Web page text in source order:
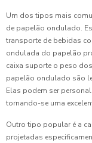
Um dos tipos mais
de papelão ondulado.
transporte de bebidas
ondulada do papelão
caixa suporte o peso
papelão ondulado são
Elas podem ser
tornando-se uma
Outro tipo popular é a
projetadas